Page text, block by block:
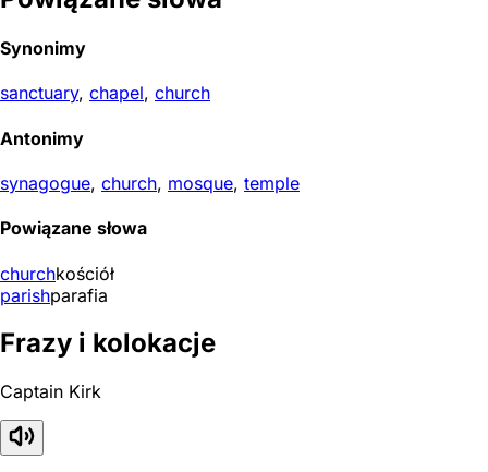
Synonimy
sanctuary, chapel, church
Antonimy
synagogue, church, mosque, temple
Powiązane słowa
churchkościół
parishparafia
Frazy i kolokacje
Captain Kirk